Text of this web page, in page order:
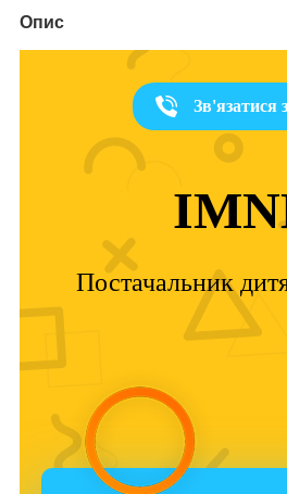
Опис
Зв'язатися
Постачальник